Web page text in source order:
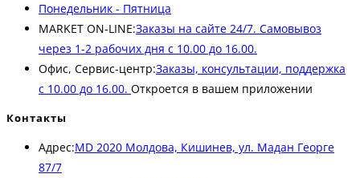
Понедельник - Пятница
MARKET ON-LINE:Заказы на сайте 24/7. Самовывоз
через 1-2 рабочих дня с 10.00 до 16.00.
Офис, Сервис-центр:Заказы, консультации, поддержка
с 10.00 до 16.00. Откроется в вашем приложении
Контакты
Адрес:MD 2020 Молдова, Кишинев, ул. Мадан Георге
87/7